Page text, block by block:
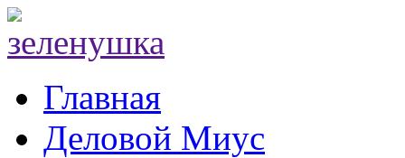
Главная
Деловой Миус